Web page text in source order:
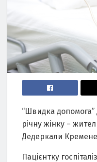
“Швидка допомога”
річну жінку –
Дедеркали
Пацієнтку